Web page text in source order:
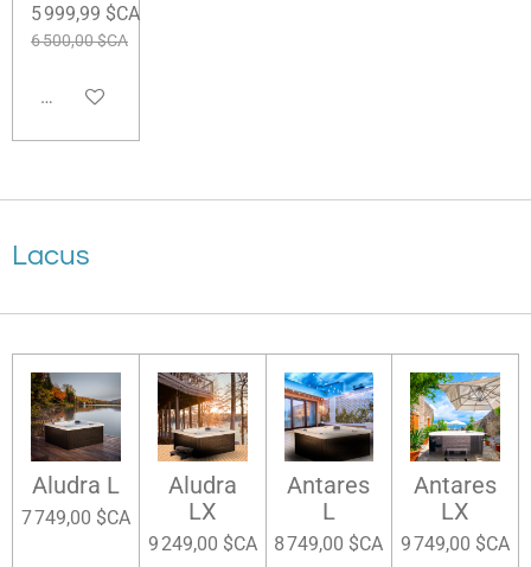
5 999,99 $CA
6 500,00 $CA
Ajouter au panier
Lacus
Aludra L
7 749,00 $CA
Aludra
LX
9 249,00 $CA
Antares
L
8 749,00 $CA
Antares
LX
9 749,00 $CA